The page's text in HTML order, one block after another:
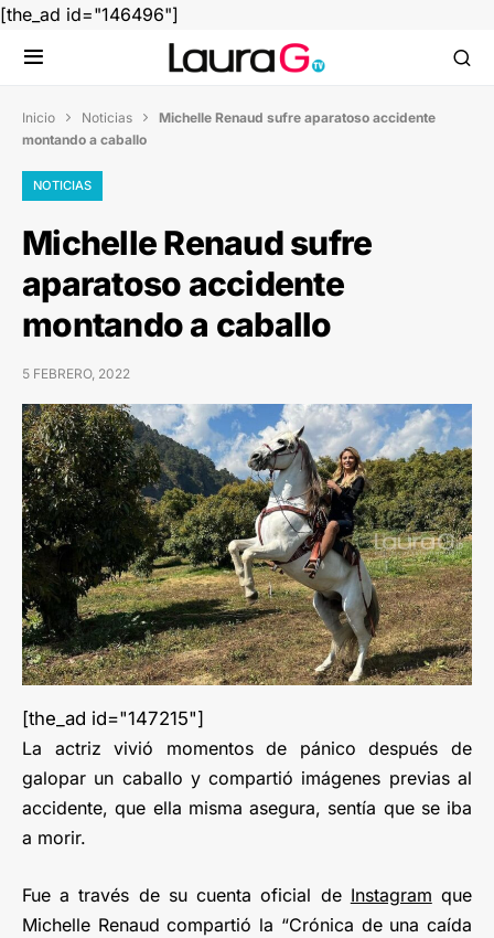
[the_ad id="146496"]
Inicio  Noticias  Michelle Renaud sufre aparatoso accidente
montando a caballo
NOTICIAS
Michelle Renaud sufre
aparatoso accidente
montando a caballo
5 FEBRERO, 2022
[the_ad id="147215"]
La actriz vivió momentos de pánico después de
galopar un caballo y compartió imágenes previas al
accidente, que ella misma asegura, sentía que se iba
a morir.
Fue a través de su cuenta oficial de Instagram que
Michelle Renaud compartió la “Crónica de una caída